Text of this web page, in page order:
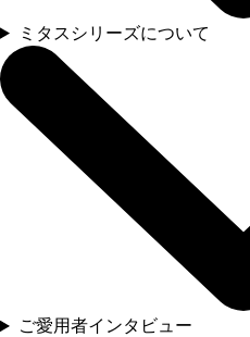
ミタスシリーズについて
ご愛用者インタビュー